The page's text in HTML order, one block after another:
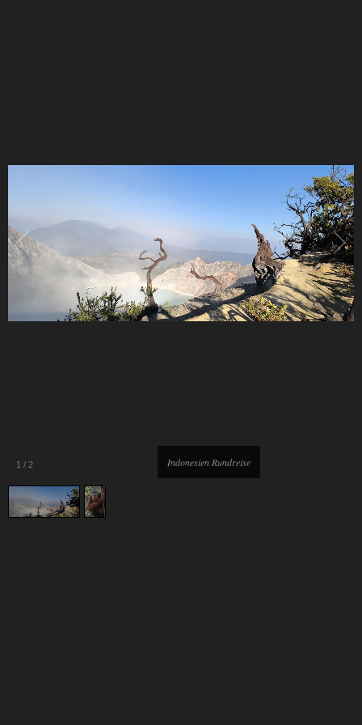
1 / 2 Indonesien Rundreise